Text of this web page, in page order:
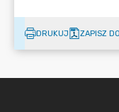
DRUKUJ ZAPISZ